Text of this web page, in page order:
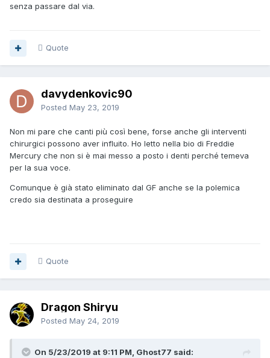
senza passare dal via.
Quote
davydenkovic90
Posted May 23, 2019
Non mi pare che canti più così bene, forse anche gli interventi
chirurgici possono aver influito. Ho letto nella bio di Freddie
Mercury che non si è mai messo a posto i denti perché temeva
per la sua voce.
Comunque è già stato eliminato dal GF anche se la polemica
credo sia destinata a proseguire
Quote
Dragon Shiryu
Posted May 24, 2019
On 5/23/2019 at 9:11 PM, Ghost77 said: